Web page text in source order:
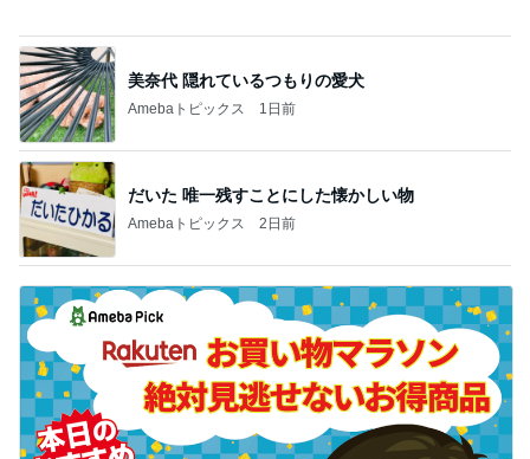
美奈代 隠れているつもりの愛犬
Amebaトピックス 1日前
だいた 唯一残すことにした懐かしい物
Amebaトピックス 2日前